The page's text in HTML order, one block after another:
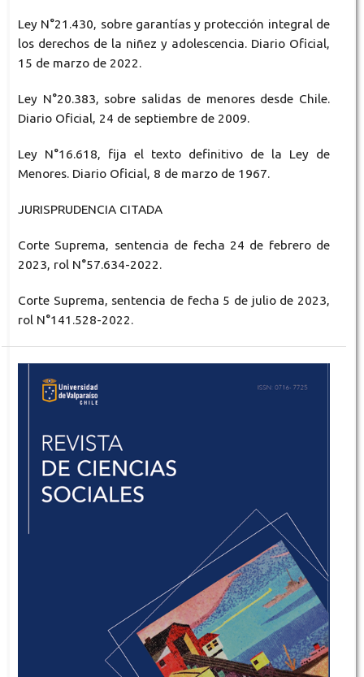
Ley N°21.430, sobre garantías y protección integral de
los derechos de la niñez y adolescencia. Diario Oficial,
15 de marzo de 2022.
Ley N°20.383, sobre salidas de menores desde Chile.
Diario Oficial, 24 de septiembre de 2009.
Ley N°16.618, fija el texto definitivo de la Ley de
Menores. Diario Oficial, 8 de marzo de 1967.
JURISPRUDENCIA CITADA
Corte Suprema, sentencia de fecha 24 de febrero de
2023, rol N°57.634-2022.
Corte Suprema, sentencia de fecha 5 de julio de 2023,
rol N°141.528-2022.